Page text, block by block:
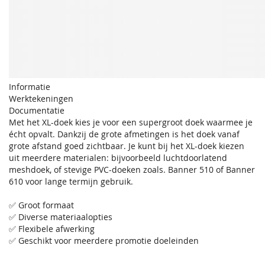
Informatie
Werktekeningen
Documentatie
Met het XL-doek kies je voor een supergroot doek waarmee je
écht opvalt. Dankzij de grote afmetingen is het doek vanaf
grote afstand goed zichtbaar. Je kunt bij het XL-doek kiezen
uit meerdere materialen: bijvoorbeeld luchtdoorlatend
meshdoek, of stevige PVC-doeken zoals. Banner 510 of Banner
610 voor lange termijn gebruik.
✅ Groot formaat
✅ Diverse materiaalopties
✅ Flexibele afwerking
✅ Geschikt voor meerdere promotie doeleinden